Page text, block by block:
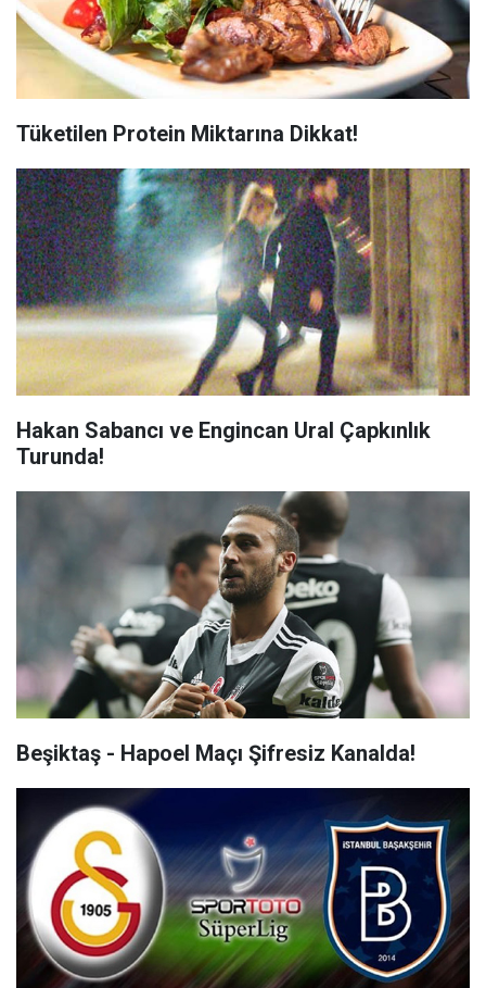
Tüketilen Protein Miktarına Dikkat!
Hakan Sabancı ve Engincan Ural Çapkınlık
Turunda!
Beşiktaş - Hapoel Maçı Şifresiz Kanalda!